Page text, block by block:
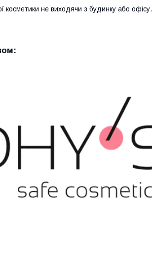
косметики не виходячи з будинку або офісу.